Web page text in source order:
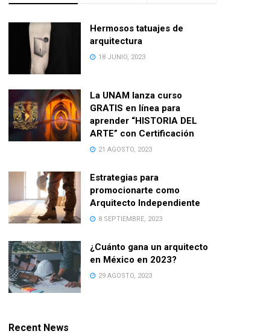
Hermosos tatuajes de
arquitectura
18 JUNIO, 2023
La UNAM lanza curso
GRATIS en línea para
aprender “HISTORIA DEL
ARTE” con Certificación
21 AGOSTO, 2023
Estrategias para
promocionarte como
Arquitecto Independiente
8 SEPTIEMBRE, 2023
¿Cuánto gana un arquitecto
en México en 2023?
29 AGOSTO, 2023
Recent News